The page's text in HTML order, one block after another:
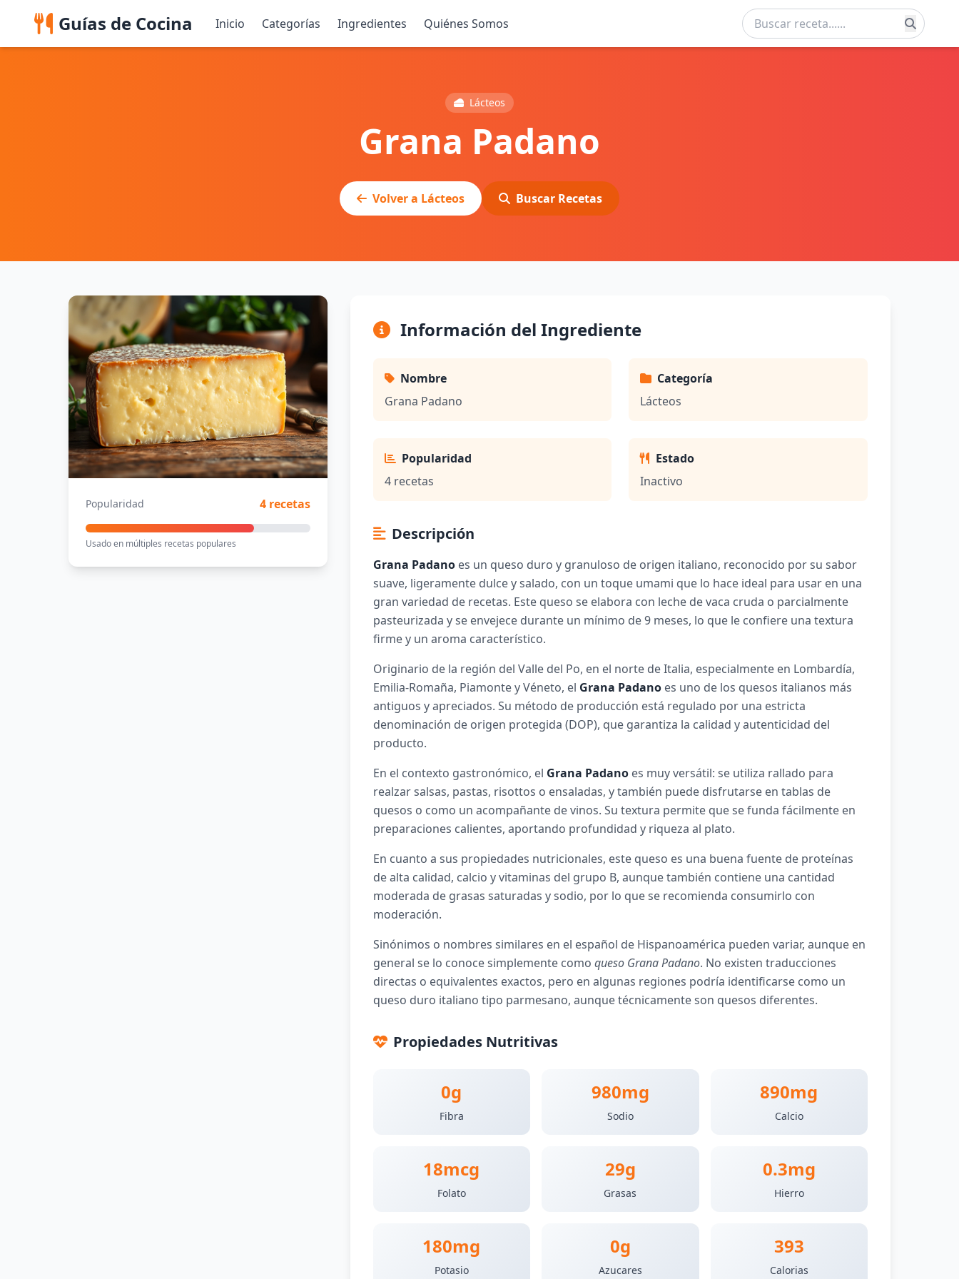
Guías de Cocina Inicio Categorías Ingredientes Quiénes Somos
Lácteos
Grana Padano
Volver a Lácteos Buscar Recetas
Popularidad 4 recetas
Usado en múltiples recetas populares
Información del Ingrediente
Nombre
Grana Padano
Categoría
Lácteos
Popularidad
4 recetas
Estado
Inactivo
Descripción
Grana Padanoes un queso duro y granuloso de origen italiano, reconocido por su sabor
suave, ligeramente dulce y salado, con un toque umami que lo hace ideal para usar en una
gran variedad de recetas. Este queso se elabora con leche de vaca cruda o parcialmente
pasteurizada y se envejece durante un mínimo de 9 meses, lo que le confiere una textura
firme y un aroma característico.
Originario de la región del Valle del Po, en el norte de Italia, especialmente en Lombardía,
Emilia-Romaña, Piamonte y Véneto, el Grana Padanoes uno de los quesos italianos más
antiguos y apreciados. Su método de producción está regulado por una estricta
denominación de origen protegida (DOP), que garantiza la calidad y autenticidad del
producto.
En el contexto gastronómico, el Grana Padanoes muy versátil: se utiliza rallado para
realzar salsas, pastas, risottos o ensaladas, y también puede disfrutarse en tablas de
quesos o como un acompañante de vinos. Su textura permite que se funda fácilmente en
preparaciones calientes, aportando profundidad y riqueza al plato.
En cuanto a sus propiedades nutricionales, este queso es una buena fuente de proteínas
de alta calidad, calcio y vitaminas del grupo B, aunque también contiene una cantidad
moderada de grasas saturadas y sodio, por lo que se recomienda consumirlo con
moderación.
Sinónimos o nombres similares en el español de Hispanoamérica pueden variar, aunque en
general se lo conoce simplemente como queso Grana Padano. No existen traducciones
directas o equivalentes exactos, pero en algunas regiones podría identificarse como un
queso duro italiano tipo parmesano, aunque técnicamente son quesos diferentes.
Propiedades Nutritivas
0g
Fibra
980mg
Sodio
890mg
Calcio
18mcg
Folato
29g
Grasas
0.3mg
Hierro
180mg
Potasio
0g
Azucares
393
Calorias